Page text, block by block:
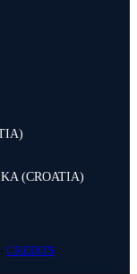
(CROATIA)
CREDITS